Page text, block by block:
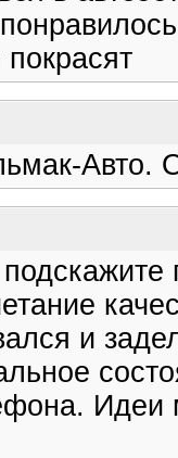
Авто.
и
Идеи